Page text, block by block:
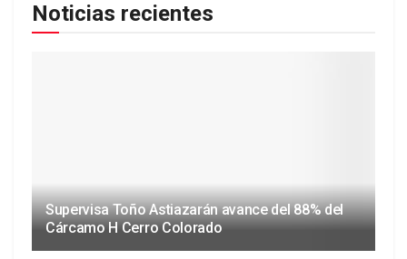
Noticias recientes
Supervisa Toño Astiazarán avance del 88% del
Cárcamo H Cerro Colorado